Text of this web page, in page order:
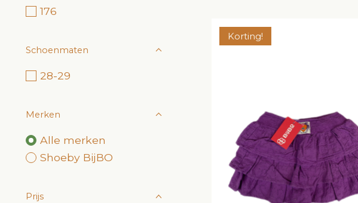
176
Schoenmaten
28-29
Merken
Alle merken
Shoeby BijBO
Prijs
Korting!